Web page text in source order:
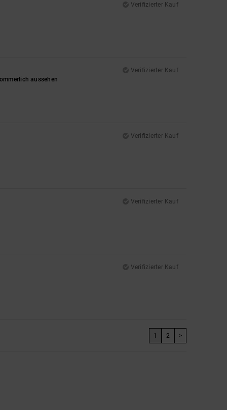
Verifizierter Kauf
Verifizierter Kauf
aussehen
Verifizierter Kauf
Verifizierter Kauf
Verifizierter Kauf
1 2 >